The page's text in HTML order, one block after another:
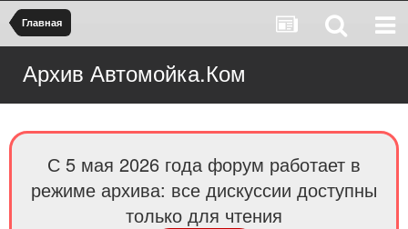
Главная
Архив Автомойка.Ком
С 5 мая 2026 года форум работает в
режиме архива: все дискуссии доступны
только для чтения